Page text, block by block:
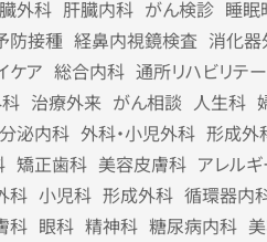
外科 肝臓内科 がん検診 睡眠
防接種 経鼻内視鏡検査 消化器
ケア 総合内科 通所リハビリテ
治療外来 がん相談 人生科
泌内科 外科・小児外科 形成外
矯正歯科 美容皮膚科 アレル
科 小児科 形成外科 循環器内
科 眼科 精神科 糖尿病内科